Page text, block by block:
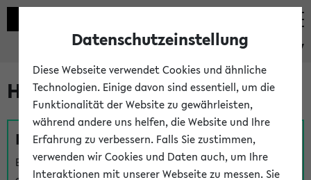
eKVV
Hilfe & Kontakt
Fragen zu einzelnen Veranstaltungen
Bei inhaltlichen und organisatorischen Fragen zu
Datenschutzeinstellung
Diese Webseite verwendet Cookies und ähnliche
Technologien. Einige davon sind essentiell, um die
Funktionalität der Website zu gewährleisten,
während andere uns helfen, die Website und Ihre
Erfahrung zu verbessern. Falls Sie zustimmen,
verwenden wir Cookies und Daten auch, um Ihre
Interaktionen mit unserer Webseite zu messen. Sie